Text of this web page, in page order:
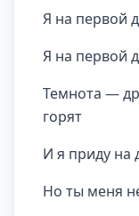
Я на первой
Я на первой
Темнота —
горят
И я приду на
Но ты меня